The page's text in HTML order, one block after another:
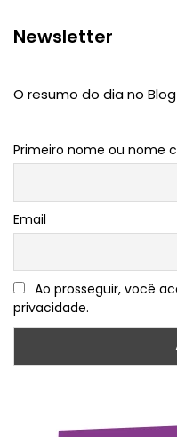
Newsletter
O resumo do dia no
Primeiro nome ou nome
Email
Ao prosseguir, você
privacidade.